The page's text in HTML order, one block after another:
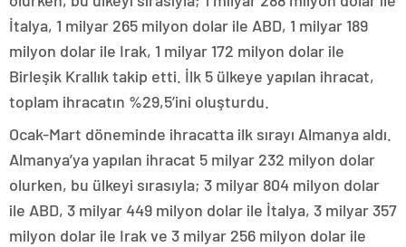
İtalya, 1 milyar 265 milyon dolar ile ABD, 1 milyar 189
milyon dolar ile Irak, 1 milyar 172 milyon dolar ile
Birleşik Krallık takip etti. İlk 5 ülkeye yapılan ihracat,
toplam ihracatın %29,5’ini oluşturdu.
Ocak-Mart döneminde ihracatta ilk sırayı Almanya aldı.
Almanya’ya yapılan ihracat 5 milyar 232 milyon dolar
olurken, bu ülkeyi sırasıyla; 3 milyar 804 milyon dolar
ile ABD, 3 milyar 449 milyon dolar ile İtalya, 3 milyar 357
milyon dolar ile Irak ve 3 milyar 256 milyon dolar ile